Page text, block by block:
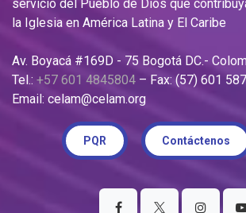
servicio del Pueblo de Dios que
la Iglesia en América Latina y El Caribe
Av. Boyacá #169D - 75 Bogotá DC.-
Tel.: +57 601 4845804 – Fax: (57) 601
Email: celam@celam.org
PQR Contáctenos